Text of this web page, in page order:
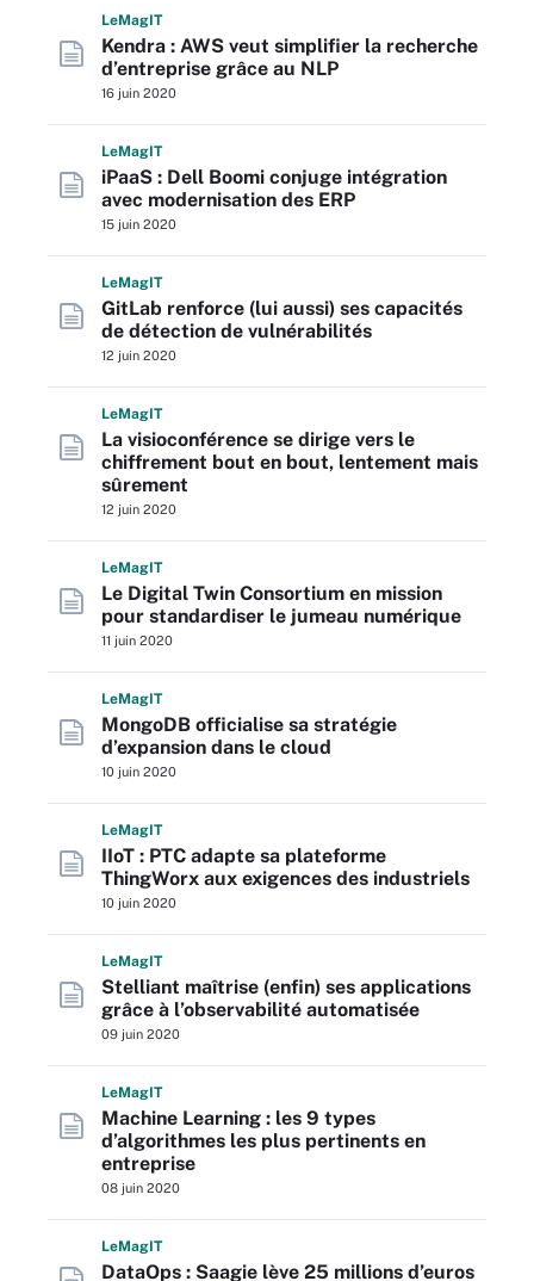
LeMagIT
Kendra : AWS veut simplifier la recherche
d’entreprise grâce au NLP
16 juin 2020
LeMagIT
iPaaS : Dell Boomi conjuge intégration
avec modernisation des ERP
15 juin 2020
LeMagIT
GitLab renforce (lui aussi) ses capacités
de détection de vulnérabilités
12 juin 2020
LeMagIT
La visioconférence se dirige vers le
chiffrement bout en bout, lentement mais
sûrement
12 juin 2020
LeMagIT
Le Digital Twin Consortium en mission
pour standardiser le jumeau numérique
11 juin 2020
LeMagIT
MongoDB officialise sa stratégie
d’expansion dans le cloud
10 juin 2020
LeMagIT
IIoT : PTC adapte sa plateforme
ThingWorx aux exigences des industriels
10 juin 2020
LeMagIT
Stelliant maîtrise (enfin) ses applications
grâce à l’observabilité automatisée
09 juin 2020
LeMagIT
Machine Learning : les 9 types
d’algorithmes les plus pertinents en
entreprise
08 juin 2020
LeMagIT
DataOps : Saagie lève 25 millions d’euros